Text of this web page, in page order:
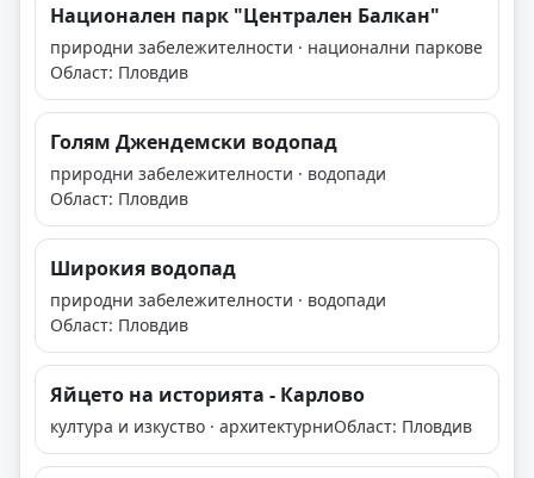
Национален парк "Централен Балкан"
природни забележителности · национални паркове
Област: Пловдив
Голям Джeндeмcĸи водопад
природни забележителности · водопади
Област: Пловдив
Широкия водопад
природни забележителности · водопади
Област: Пловдив
Яйцето на историята - Карлово
култура и изкуство · архитектурниОбласт: Пловдив